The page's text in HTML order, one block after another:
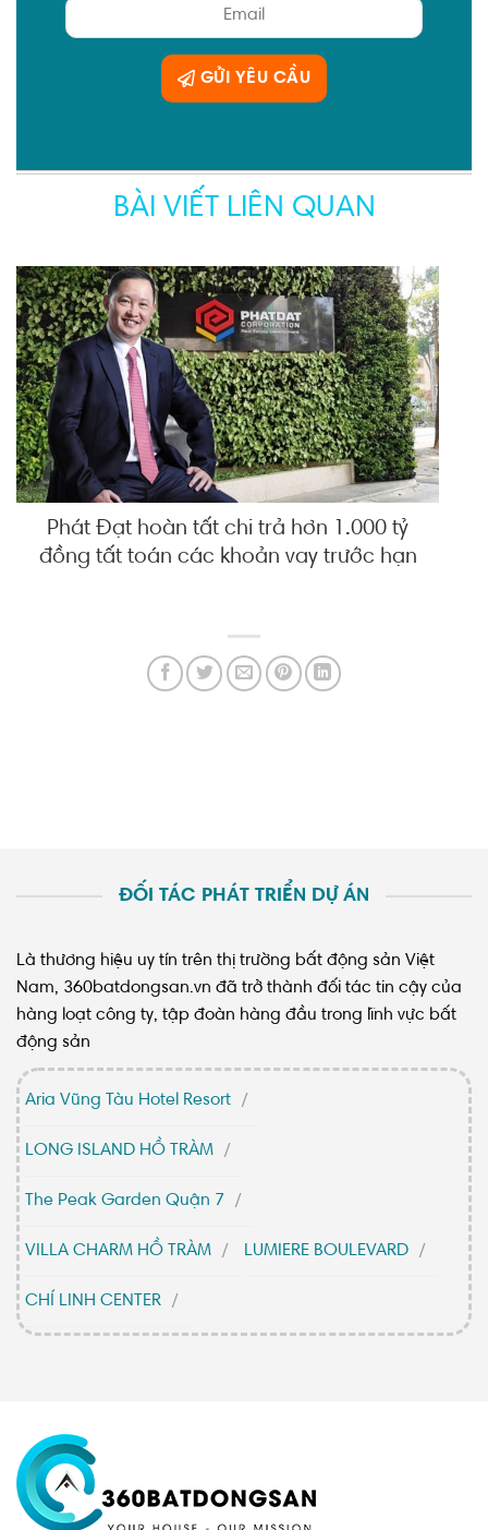
GỬI YÊU CẦU
BÀI VIẾT LIÊN QUAN
Phát Đạt hoàn tất chi trả hơn 1.000 tỷ
đồng tất toán các khoản vay trước hạn
ĐỐI TÁC PHÁT TRIỂN DỰ ÁN
Là thương hiệu uy tín trên thị trường bất động sản Việt
Nam, 360batdongsan.vn đã trở thành đối tác tin cậy của
hàng loạt công ty, tập đoàn hàng đầu trong lĩnh vực bất
động sản
Aria Vũng Tàu Hotel Resort
LONG ISLAND HỒ TRÀM
The Peak Garden Quận 7
VILLA CHARM HỒ TRÀM LUMIERE BOULEVARD
CHÍ LINH CENTER